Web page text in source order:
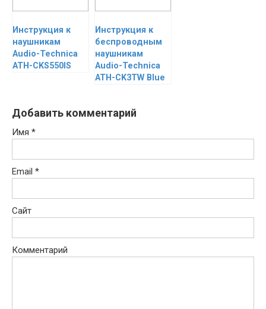
Инструкция к
наушникам
Audio-Technica
ATH-CKS550IS
Инструкция к
беспроводным
наушникам
Audio-Technica
ATH-CK3TW Blue
Добавить комментарий
Имя *
Email *
Сайт
Комментарий